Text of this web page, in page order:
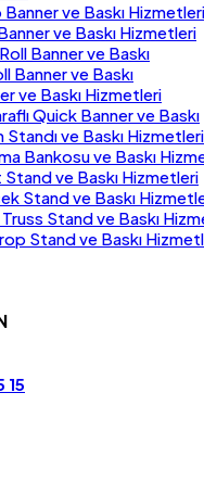
Banner ve Baskı Hizmetleri
ve Baskı Hizmetleri
Banner ve Baskı
Banner ve Baskı
ve Baskı Hizmetleri
Quick Banner ve Baskı
Standı ve Baskı Hizmetleri
Bankosu ve Baskı
Stand ve Baskı Hizmetleri
Stand ve Baskı
Stand ve Baskı
Stand ve Baskı
15